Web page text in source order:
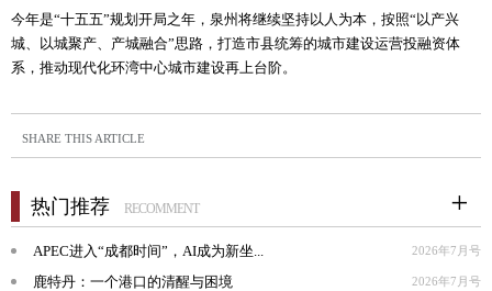
今年是“十五五”规划开局之年，泉州将继续坚持以人为本，按照“以产兴
城、以城聚产、产城融合”思路，打造市县统筹的城市建设运营投融资体
系，推动现代化环湾中心城市建设再上台阶。
SHARE THIS ARTICLE
热门推荐 RECOMMENT
APEC进入“成都时间”，AI成为新坐... 2026年7月号
鹿特丹：一个港口的清醒与困境 2026年7月号